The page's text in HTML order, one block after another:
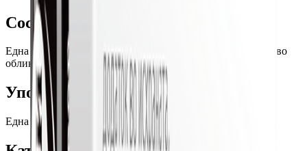
Состав
Една Цитикол вијала од 10 ml содржи 500 mg цитиколин во
облик на натриумова сол.
Употреба
Една вијала дневно, се препорачува да се зема наутро.